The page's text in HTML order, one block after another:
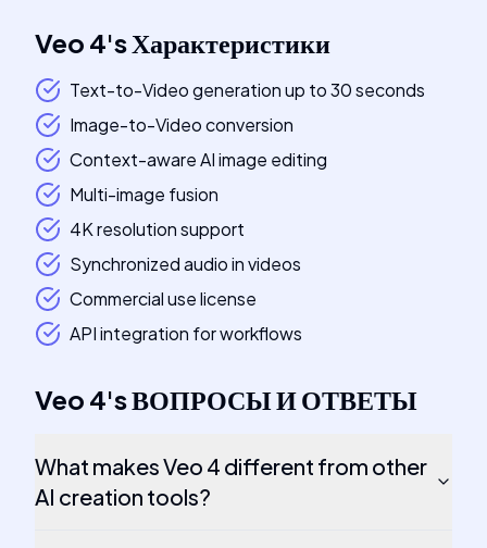
Veo 4'sХарактеристики
Text-to-Video generation up to 30 seconds
Image-to-Video conversion
Context-aware AI image editing
Multi-image fusion
4K resolution support
Synchronized audio in videos
Commercial use license
API integration for workflows
Veo 4'sВОПРОСЫ И ОТВЕТЫ
What makes Veo 4 different from other
AI creation tools?